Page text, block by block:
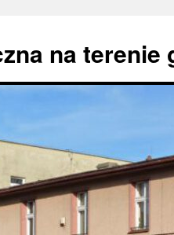
na terenie